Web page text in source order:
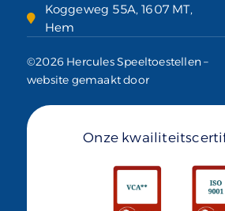
Koggeweg 55A, 1607 MT,
Hem
©2026 Hercules Speeltoestellen –
website gemaakt door
Onze